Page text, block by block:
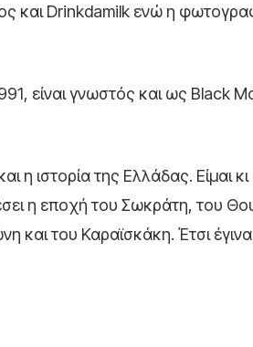
και Drinkdamilk ενώ η
είναι γνωστός και ως Black
ιστορία της Ελλάδας. Είμαι
η εποχή του Σωκράτη, του
του Καραϊσκάκη. Έτσι